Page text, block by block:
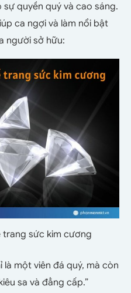
quyền quý và cao sáng.
ca ngợi và làm nổi bật
người sở hữu:
trang sức kim cương
là một viên đá quý, mà còn
sa và đẳng cấp.”